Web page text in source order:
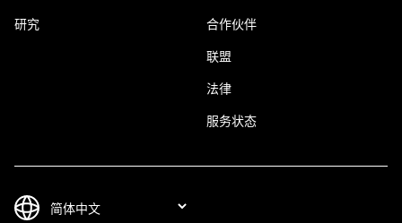
研究 合作伙伴
联盟
法律
服务状态